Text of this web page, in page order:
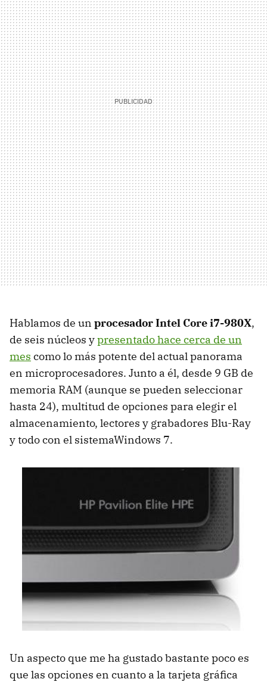
Hablamos de un procesador Intel Core i7-980X,
de seis núcleos ypresentado hace cerca de un
mes como lo más potente del actual panorama
en microprocesadores. Junto a él, desde 9 GB de
memoria RAM (aunque se pueden seleccionar
hasta 24), multitud de opciones para elegir el
almacenamiento, lectores y grabadores Blu-Ray
y todo con el sistemaWindows 7.
Un aspecto que me ha gustado bastante poco es
que las opciones en cuanto a la tarjeta gráfica